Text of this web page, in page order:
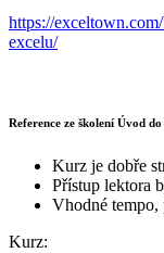
https://
excelu/
Reference ze školení Úvod
Kurz je dobře
Přístup lektora
Vhodné
Kurz: